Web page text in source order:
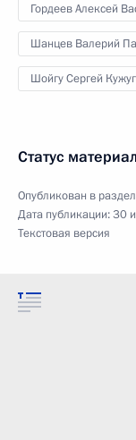
Гордеев Алексей
Шанцев Валерий
Шойгу Сергей
Статус
Опубликован в
Дата публикации:30
Текстовая версия